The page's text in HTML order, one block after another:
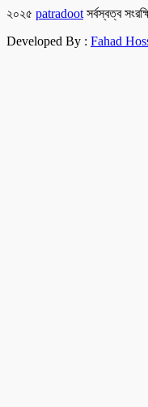
২০২৫ patradoot সর্বস্বত্ব
Developed By : Fahad